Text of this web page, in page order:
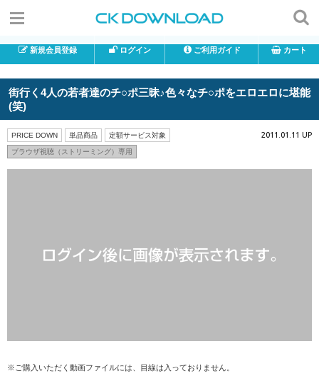
新規会員登録 ログイン ご利用ガイド カート
街行く4人の若者達のチ○ポ三昧♪色々なチ○ポをエロエロに堪能
(笑)
PRICE DOWN 単品商品 定額サービス対象
ブラウザ視聴（ストリーミング）専用
2011.01.11 UP
※ご購入いただく動画ファイルには、目線は入っておりません。